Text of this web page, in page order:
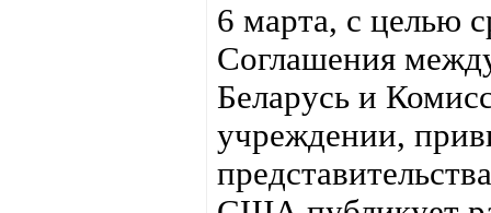
6 марта, с целью
Соглашения
Беларусь и
учреждении,